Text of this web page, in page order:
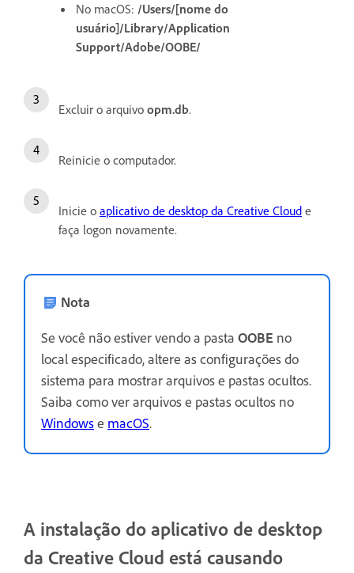
No macOS: /Users/[nome do
usuário]/Library/Application
Support/Adobe/OOBE/
Excluir o arquivo opm.db.
Reinicie o computador.
Inicie o aplicativo de desktop da Creative Cloud e
faça logon novamente.
Nota
Se você não estiver vendo a pasta OOBE no
local especificado, altere as configurações do
sistema para mostrar arquivos e pastas ocultos.
Saiba como ver arquivos e pastas ocultos no
Windowse macOS.
A instalação do aplicativo de desktop
da Creative Cloud está causando